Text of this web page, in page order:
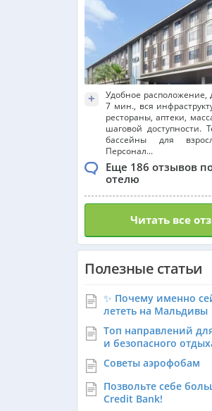
Франция
Болгария
Танзания
Израиль
+
Удобное расположение,
7 мин., вся
рестораны, аптеки,
шаговой доступности.
бассейны для
Персонал...
Еще 186 отзывов
отелю
Читать все
Полезные статьи
✨ Почему именно
лететь на Мальдивы
Топ направлений
и безопасного
Советы аэрофобам
Позвольте себе
Credit Bank!